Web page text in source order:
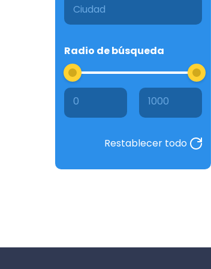
Radio de búsqueda
0 1000
Restablecer todo